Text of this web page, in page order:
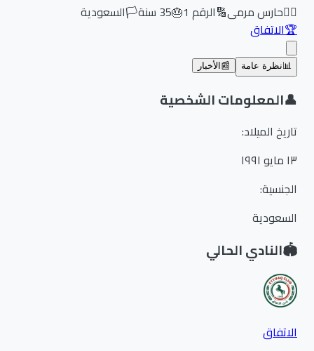
حارس مرمى🔢 الرقم1
🎂
35سنة🏳️السعودية
الاتفاق
نظرة عامة 📰 الأخبار
المعلومات الشخصية
تاريخ الميلاد:
الجنسية:
السعودية
النادي الحالي
الاتفاق